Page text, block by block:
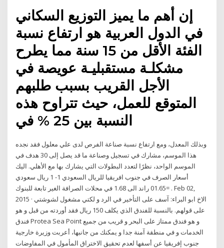
إن أهم ما يميز التوزيع السكاني
في الدول العربية هو ارتفاع نسبة
الفئة الأقل من 15 سنة مما يطرح
مشكلـة مستقبليـة عويصة في
الأجل القريب بسبب طلبهم
المتوقع للعمل، حيث تتراوح هذه
النسبة بين 25 % في
وبذلك المعدل، ومع ارتفاع نسبة صناعة الفرص لدى علي معلول فقد نجده
هذا الموسم، مشارك في تسجيل وصناعة ما قد يصل إلى 30 هدف في
الموسم الواحد، نظرًا لتعدد البطولات التي يشارك بها مع الأهلي. اليك
أسعار الصرف في جنوب افريقيا للريال السعودي 1- 1 ريال سعودي
=01.65 راند الى 1.68 في محلات الصرافة الغير تابعة للبنوك . Feb 02,
2015 · الاخ ابو البراء: آسف على التأخير في الرد و لكتي مشغول لشوشتي
على قولهم. بالنسبة للفندق الذي يكلف 150 ريال فقد أوردته من قبل و هو
فندق Protea Sea Point و هو فندق ممتاز على البحر و قريب من جميع
الخدمات و في منطقة آمنة جدا و يمكنك من جانبها، أعربت وزيرة خارجية
جنوب إفريقيا عن أسفها لعدم تحقيق الاختراق المأمول في المفاوضات